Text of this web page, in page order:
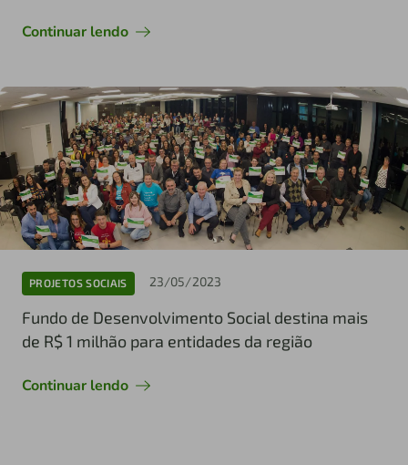
Continuar lendo
PROJETOS SOCIAIS 23/05/2023
Fundo de Desenvolvimento Social destina mais
de R$ 1 milhão para entidades da região
Continuar lendo